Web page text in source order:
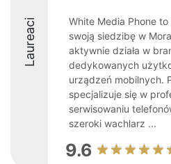
Laureaci
White Media Phone
swoją siedzibę w
aktywnie działa w
dedykowanych
urządzeń mobilnych.
specjalizuje się w
serwisowaniu
szeroki wachlarz ...
9.6